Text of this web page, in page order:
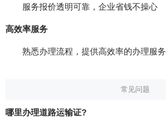
服务报价透明可靠，企业省钱不操心
高效率服务
熟悉办理流程，提供高效率的办理服务
常见问题
哪里办理道路运输证?